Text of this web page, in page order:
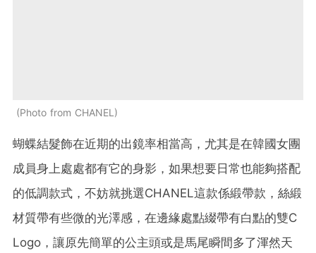
Photo from CHANEL
蝴蝶結髮飾在近期的出鏡率相當高，尤其是在韓國女團
成員身上處處都有它的身影，如果想要日常也能夠搭配
的低調款式，不妨就挑選CHANEL這款係緞帶款，絲緞
材質帶有些微的光澤感，在邊緣處點綴帶有白點的雙C
Logo，讓原先簡單的公主頭或是馬尾瞬間多了渾然天